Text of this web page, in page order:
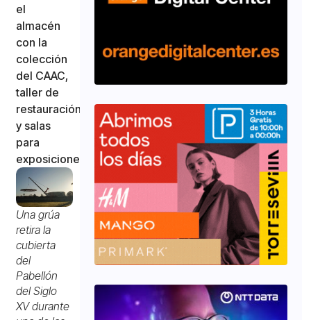
el
almacén
con la
colección
del CAAC,
taller de
restauración
y salas
para
exposiciones
Una grúa
retira la
cubierta
del
Pabellón
del Siglo
XV durante